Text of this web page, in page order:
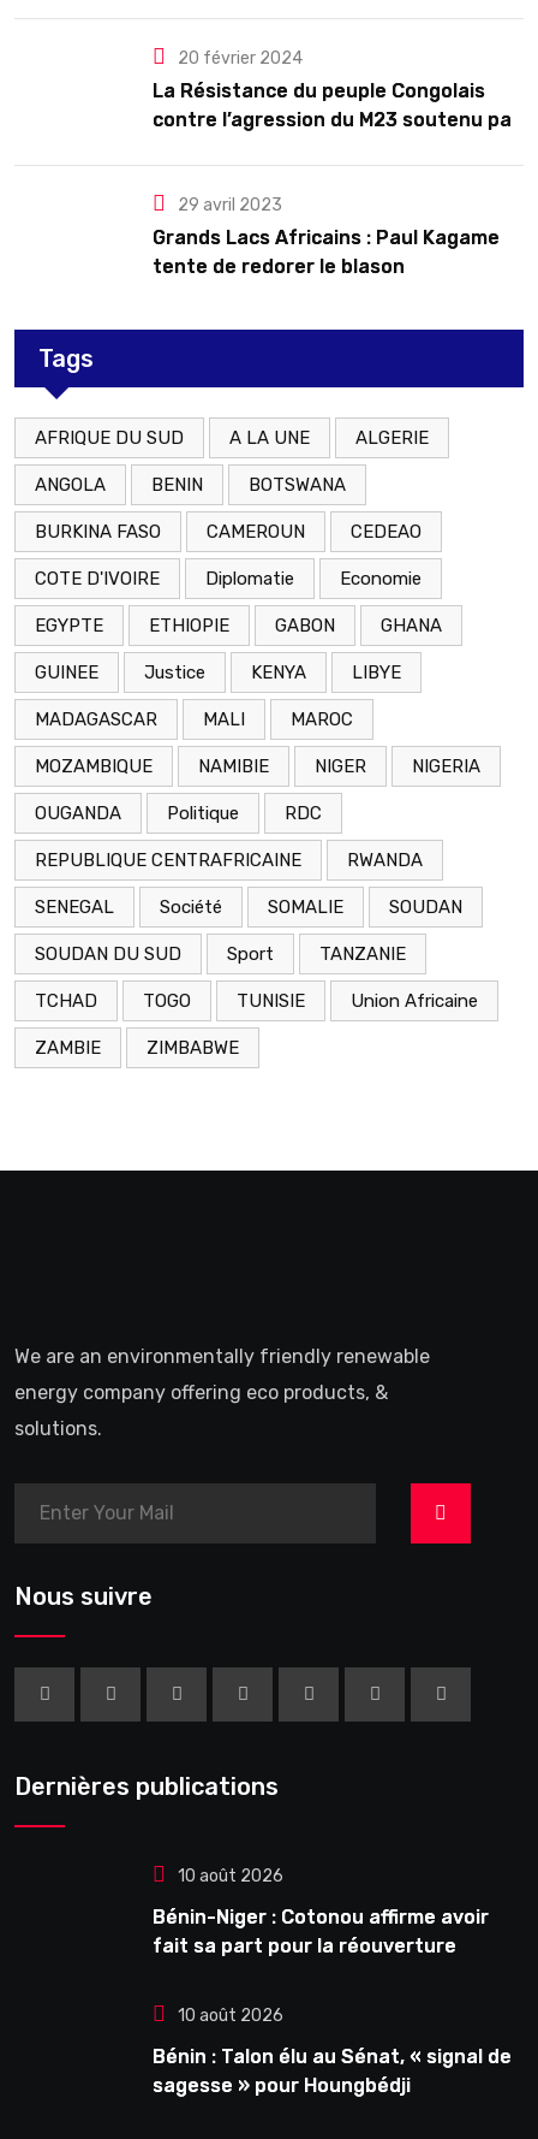
20 février 2024
La Résistance du peuple Congolais
contre l’agression du M23 soutenu par
29 avril 2023
Grands Lacs Africains : Paul Kagame
tente de redorer le blason
Tags
AFRIQUE DU SUD A LA UNE ALGERIE
ANGOLA BENIN BOTSWANA
BURKINA FASO CAMEROUN CEDEAO
COTE D'IVOIRE Diplomatie Economie
EGYPTE ETHIOPIE GABON GHANA
GUINEE Justice KENYA LIBYE
MADAGASCAR MALI MAROC
MOZAMBIQUE NAMIBIE NIGER NIGERIA
OUGANDA Politique RDC
REPUBLIQUE CENTRAFRICAINE RWANDA
SENEGAL Société SOMALIE SOUDAN
SOUDAN DU SUD Sport TANZANIE
TCHAD TOGO TUNISIE Union Africaine
ZAMBIE ZIMBABWE
We are an environmentally friendly renewable
energy company offering eco products, &
solutions.
>
Nous suivre
Dernières publications
10 août 2026
Bénin-Niger : Cotonou affirme avoir
fait sa part pour la réouverture
10 août 2026
Bénin : Talon élu au Sénat, « signal de
sagesse » pour Houngbédji